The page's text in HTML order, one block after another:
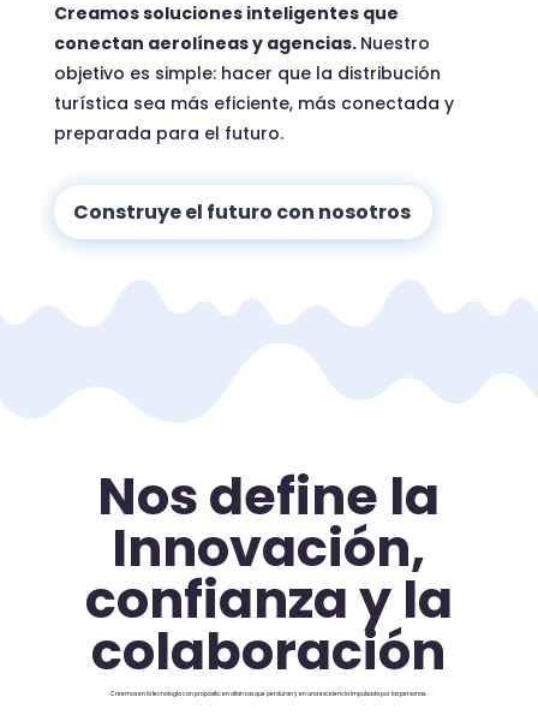
Creamos soluciones inteligentes que
conectan aerolíneas y agencias. Nuestro
objetivo es simple: hacer que la distribución
turística sea más eficiente, más conectada y
preparada para el futuro.
Construye el futuro con nosotros
Nos define la
Innovación,
confianza y la
colaboración
Creemos en la tecnología con propósito, en alianzas que perduran y en una excelencia impulsada por las personas.